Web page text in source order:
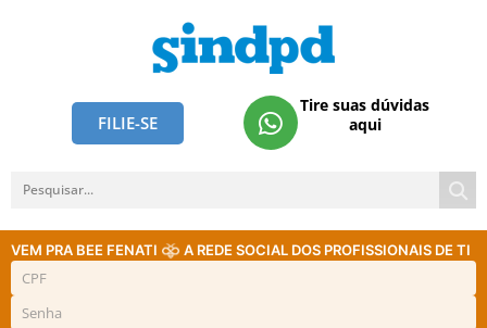
FILIE-SE
Tire suas dúvidas
aqui
VEM PRA BEE FENATI A REDE SOCIAL DOS PROFISSIONAIS DE TI